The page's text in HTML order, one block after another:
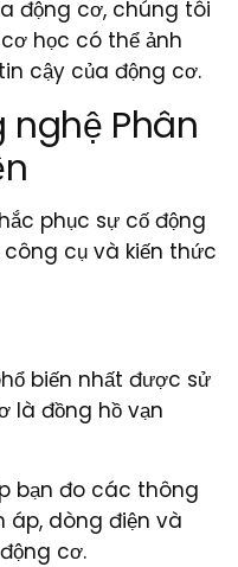
động cơ, chúng tôi
học có thể ảnh
cậy của động cơ.
nghệ Phân
phục sự cố động
cụ và kiến ​​thức
biến nhất được sử
là đồng hồ vạn
bạn đo các thông
áp, dòng điện và
cơ.